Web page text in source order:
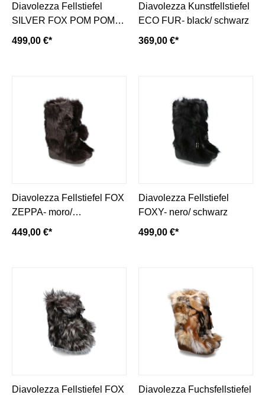
Diavolezza Fellstiefel
SILVER FOX POM POM
Fuchsfell
499,00 €*
Diavolezza Kunstfellstiefel
ECO FUR- black/ schwarz
369,00 €*
Diavolezza Fellstiefel FOX
ZEPPA- moro/
dunkelbraun
449,00 €*
Diavolezza Fellstiefel
FOXY- nero/ schwarz
499,00 €*
Diavolezza Fellstiefel FOX
Diavolezza Fuchsfellstiefel